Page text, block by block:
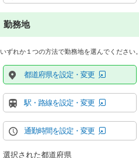
勤務地
いずれか１つの方法で勤務地を選んでください。
都道府県を設定・変更
駅・路線を設定・変更
通勤時間を設定・変更
選択された都道府県